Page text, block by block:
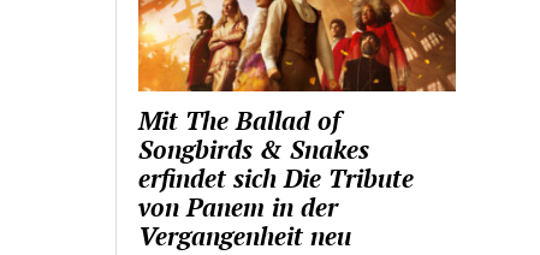
Mit The Ballad of
Songbirds & Snakes
erfindet sich Die Tribute
von Panem in der
Vergangenheit neu